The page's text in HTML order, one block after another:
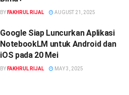
BY FAKHRUL RIJAL AUGUST 21, 2025
Google Siap Luncurkan Aplikasi
NotebookLM untuk Android dan
iOS pada 20 Mei
BY FAKHRUL RIJAL MAY 3, 2025